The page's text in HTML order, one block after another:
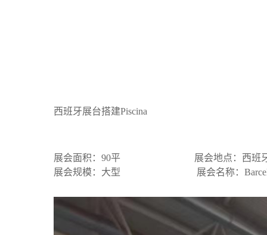
西班牙展台搭建Piscina
展会面积：90平 展会地点：西班牙展
展会规模：大型 展会名称：Barcelona,